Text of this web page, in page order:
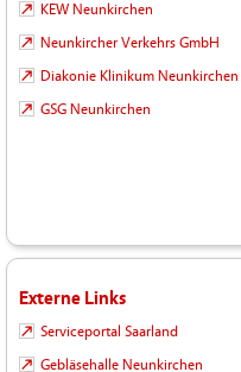
KEW Neunkirchen
Neunkircher Verkehrs GmbH
Diakonie Klinikum Neunkirchen
GSG Neunkirchen
Externe Links
Serviceportal Saarland
Gebläsehalle Neunkirchen